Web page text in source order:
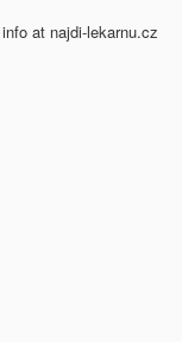
info at najdi-lekarnu.cz